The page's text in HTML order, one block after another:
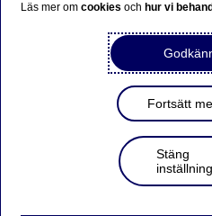
Betalningar
Sök Plusgirokonto
Läs mer omcookiesoch hur vi
Fortsätt
Stäng